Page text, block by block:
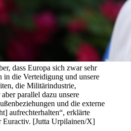
dass Europa sich zwar sehr
in die Verteidigung und unsere
die Militärindustrie,
parallel dazu unsere
und die externe
aufrechterhalten“, erklärte
Euractiv. [Jutta Urpilainen/X]